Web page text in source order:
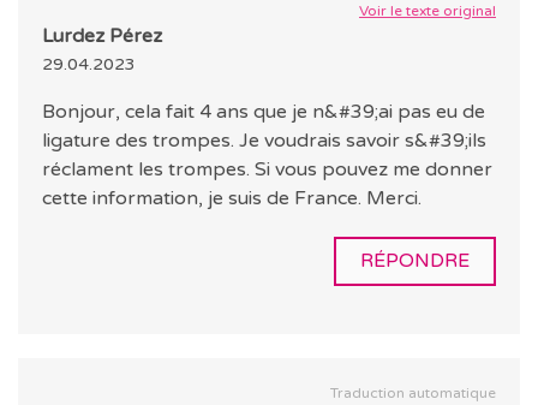
Voir le texte original
Lurdez Pérez
29.04.2023
Bonjour, cela fait 4 ans que je n&#39;ai pas eu de
ligature des trompes. Je voudrais savoir s&#39;ils
réclament les trompes. Si vous pouvez me donner
cette information, je suis de France. Merci.
RÉPONDRE
Traduction automatique